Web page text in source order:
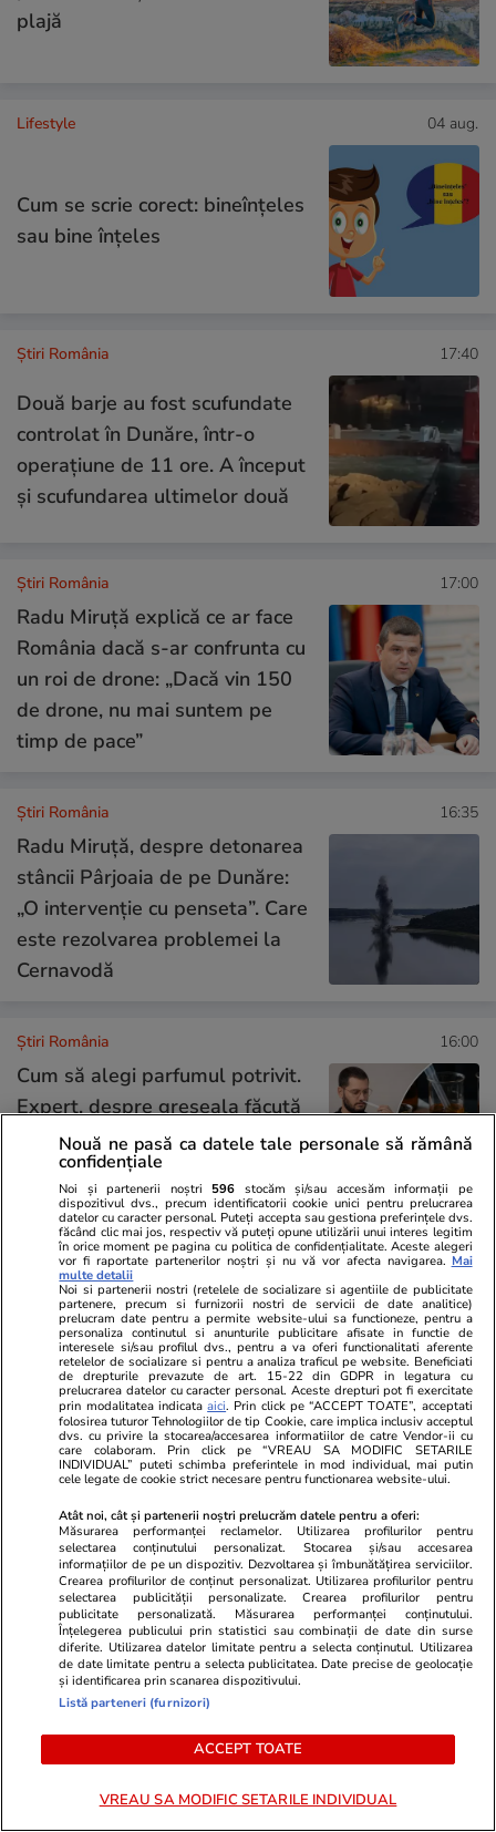
plajă
Lifestyle 04 aug.
Cum se scrie corect: bineînțeles
sau bine înțeles
Știri România 17:40
Două barje au fost scufundate
controlat în Dunăre, într-o
operațiune de 11 ore. A început
și scufundarea ultimelor două
Știri România 17:00
Radu Miruță explică ce ar face
România dacă s-ar confrunta cu
un roi de drone: „Dacă vin 150
de drone, nu mai suntem pe
timp de pace”
Știri România 16:35
Radu Miruță, despre detonarea
stâncii Pârjoaia de pe Dunăre:
„O intervenție cu penseta”. Care
este rezolvarea problemei la
Cernavodă
Știri România 16:00
Cum să alegi parfumul potrivit.
Expert, despre greșeala făcută
de mulți cumpărători: „Nu este
suficient să-ți placă în primul
minut”
07 aug.
De ce nu stingem lumina când
ne zice Bolojan. Criza Dunării e
doar un avertisment
Cum supraviețuiești unui șef
prost
Opinii 07 aug.
Puține zone economice de
succes, privilegiile de la vârful
birocrației și penurie în rest sau
Nouă ne pasă ca datele tale personale să rămână
confidențiale
Noi și partenerii noștri 596 stocăm și/sau accesăm informații pe
dispozitivul dvs., precum identificatorii cookie unici pentru prelucrarea
datelor cu caracter personal. Puteți accepta sau gestiona preferințele dvs.
făcând clic mai jos, respectiv vă puteți opune utilizării unui interes legitim
în orice moment pe pagina cu politica de confidențialitate. Aceste alegeri
vor fi raportate partenerilor noștri și nu vă vor afecta navigarea. Mai
multe detalii
Noi si partenerii nostri (retelele de socializare si agentiile de publicitate
partenere, precum si furnizorii nostri de servicii de date analitice)
prelucram date pentru a permite website-ului sa functioneze, pentru a
personaliza continutul si anunturile publicitare afisate in functie de
interesele si/sau profilul dvs., pentru a va oferi functionalitati aferente
retelelor de socializare si pentru a analiza traficul pe website. Beneficiati
de drepturile prevazute de art. 15-22 din GDPR in legatura cu
prelucrarea datelor cu caracter personal. Aceste drepturi pot fi exercitate
prin modalitatea indicataaici. Prin click pe “ACCEPT TOATE”, acceptati
folosirea tuturor Tehnologiilor de tip Cookie, care implica inclusiv acceptul
dvs. cu privire la stocarea/accesarea informatiilor de catre Vendor-ii cu
care colaboram. Prin click pe “VREAU SA MODIFIC SETARILE
INDIVIDUAL” puteti schimba preferintele in mod individual, mai putin
cele legate de cookie strict necesare pentru functionarea website-ului.
Atât noi, cât și partenerii noștri prelucrăm datele pentru a oferi:
Măsurarea performanței reclamelor. Utilizarea profilurilor pentru
selectarea conținutului personalizat. Stocarea și/sau accesarea
informațiilor de pe un dispozitiv. Dezvoltarea și îmbunătățirea serviciilor.
Crearea profilurilor de conținut personalizat. Utilizarea profilurilor pentru
selectarea publicității personalizate. Crearea profilurilor pentru
publicitate personalizată. Măsurarea performanței conținutului.
Înțelegerea publicului prin statistici sau combinații de date din surse
diferite. Utilizarea datelor limitate pentru a selecta conținutul. Utilizarea
de date limitate pentru a selecta publicitatea. Date precise de geolocație
și identificarea prin scanarea dispozitivului.
Listă parteneri (furnizori)
ACCEPT TOATE
VREAU SA MODIFIC SETARILE INDIVIDUAL